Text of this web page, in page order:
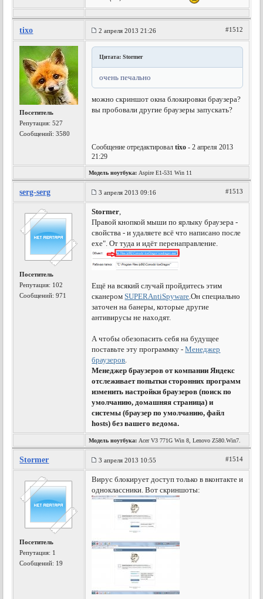
tixo 2 апреля 2013 21:26 #1512
Посетитель
Репутация:527
Сообщений: 3580
Цитата: Stormer
очень печально
можно скриншот окна блокировки браузера?
вы пробовали другие браузеры запускать?
Сообщение отредактировалtixo - 2 апреля 2013
21:29
Модель ноутбука: Aspire E1-531 Win 11
serg-serg 3 апреля 2013 09:16 #1513
Посетитель
Репутация: 102
Сообщений: 971
Stormer,
Правой кнопкой мыши по ярлыку браузера -
свойства - и удаляете всё что написано после
exe". От туда и идёт перенаправление.
Ещё на всякий случай пройдитесь этим
сканеромSUPERAntiSpyware.Он специально
заточен на банеры, которые другие
антивирусы не находят.
А чтобы обезопасить себя на будущее
поставьте эту программку -Менеджер
браузеров.
Менеджер браузеров от компании Яндекс
отслеживает попытки сторонних программ
изменить настройки браузеров (поиск по
умолчанию, домашняя страница) и
системы (браузер по умолчанию, файл
hosts) без вашего ведома.
Модель ноутбука: Acer V3 771G Win 8, Lenovo Z580.Win7.
Stormer 3 апреля 2013 10:55 #1514
Посетитель
Репутация: 1
Сообщений: 19
Вирус блокирует доступ только в вконтакте и
одноклассники. Вот скриншоты: